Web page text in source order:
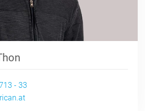
- 33